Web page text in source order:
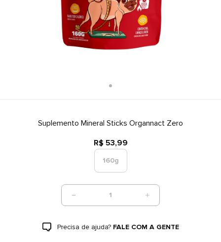
Suplemento Mineral Sticks Organnact Zero
R$ 53,99
160g
1
Precisa de ajuda? FALE COM A GENTE